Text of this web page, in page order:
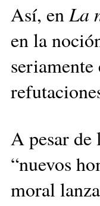
Así, enLa
en la
A pesar
“nuevos
moral